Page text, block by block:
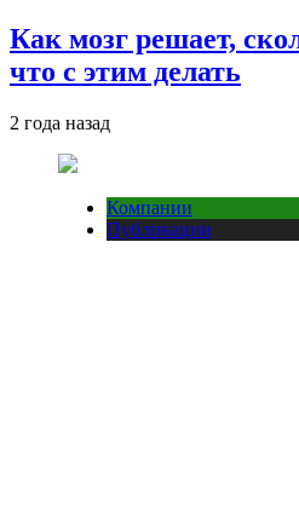
Как мозг решает,
что с этим делать
2 года назад
Компании
Публикации